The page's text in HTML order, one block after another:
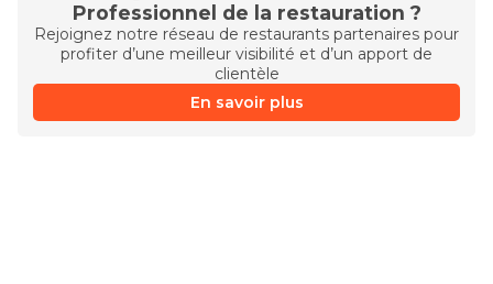
Professionnel de la restauration ?
Rejoignez notre réseau de restaurants partenaires pour
profiter d’une meilleur visibilité et d’un apport de
clientèle
En savoir plus